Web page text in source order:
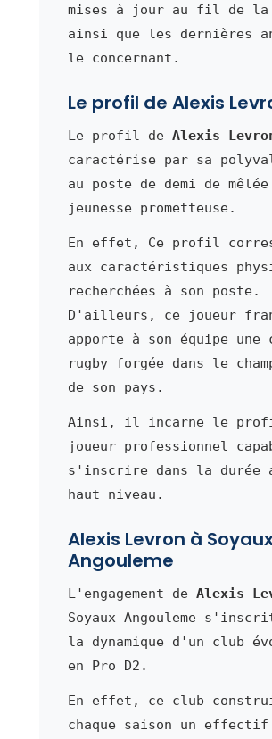
mises à jour au fil de la
ainsi que les dernières
le concernant.
Le profil de Alexis
Le profil de Alexis
caractérise par sa
au poste de demi de
jeunesse prometteuse.
En effet, Ce profil
aux caractéristiques
recherchées à son poste.
D'ailleurs, ce joueur
apporte à son équipe une
rugby forgée dans le
de son pays.
Ainsi, il incarne le
joueur professionnel
s'inscrire dans la durée
haut niveau.
Alexis Levron à
Angouleme
L'engagement de Alexis
Soyaux Angouleme
la dynamique d'un club
en Pro D2.
En effet, ce club
chaque saison un effectif